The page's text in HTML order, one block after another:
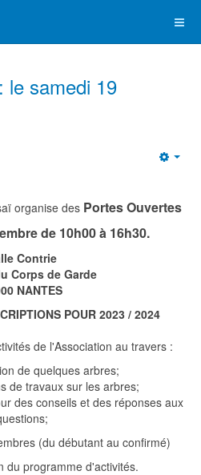
le samedi 19
organise des Portes Ouvertes
de 10h00 à 16h30.
Contrie
Corps de Garde
NANTES
POUR 2023 / 2024
de l'Association au travers :
de quelques arbres;
de travaux sur les arbres;
des conseils et des réponses aux
(du débutant au confirmé)
du programme d'activités.